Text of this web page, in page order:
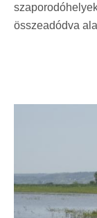
összeadódva